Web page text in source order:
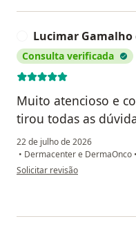
Lucimar Gamalho
Consulta verificada
Muito atencioso e
tirou todas as
22 de julho de 2026
• Dermacenter e DermaOnco •
na opinião do utilizador
Solicitar revisão